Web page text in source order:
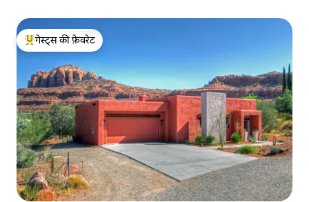
गेस्ट्स का टॉप फ़ेवरेट
गेस्ट्स की फ़ेवरेट